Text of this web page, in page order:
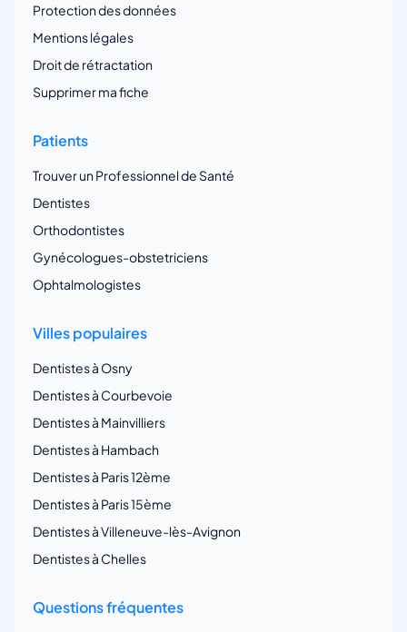
Protection des données
Mentions légales
Droit de rétractation
Supprimer ma fiche
Patients
Trouver un Professionnel de Santé
Dentistes
Orthodontistes
Gynécologues-obstetriciens
Ophtalmologistes
Villes populaires
Dentistes à Osny
Dentistes à Courbevoie
Dentistes à Mainvilliers
Dentistes à Hambach
Dentistes à Paris 12ème
Dentistes à Paris 15ème
Dentistes à Villeneuve-lès-Avignon
Dentistes à Chelles
Questions fréquentes